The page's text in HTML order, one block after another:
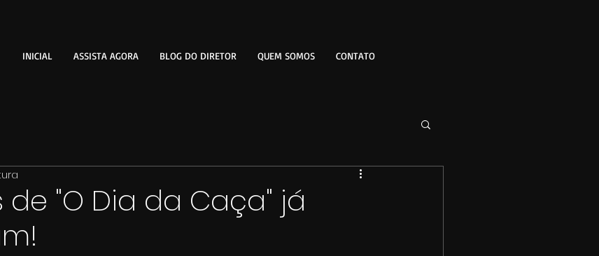
INICIAL ASSISTA AGORA BLOG DO DIRETOR QUEM SOMOS CONTATO
de "O Dia da Caça" já